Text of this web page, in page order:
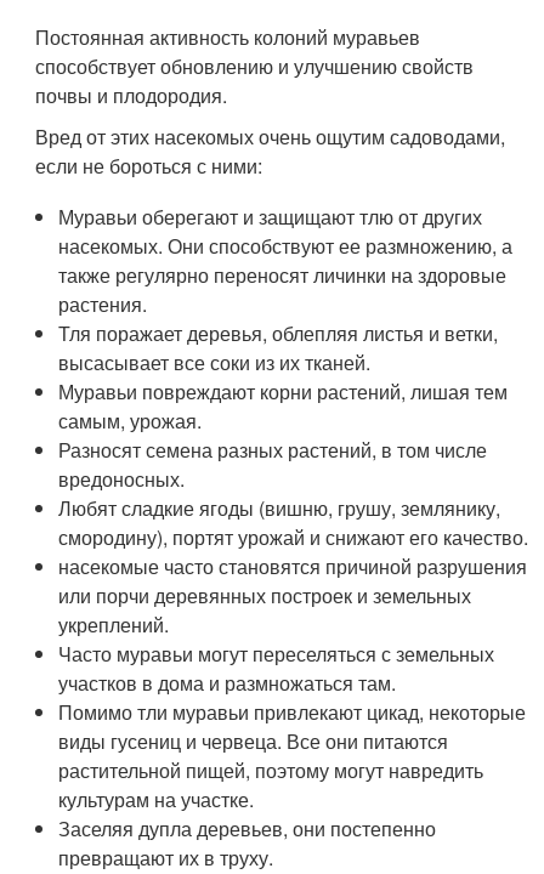
Постоянная активность колоний муравьев
способствует обновлению и улучшению свойств
почвы и плодородия.
Вред от этих насекомых очень ощутим садоводами,
если не бороться с ними:
Муравьи оберегают и защищают тлю от других
насекомых. Они способствуют ее размножению, а
также регулярно переносят личинки на здоровые
растения.
Тля поражает деревья, облепляя листья и ветки,
высасывает все соки из их тканей.
Муравьи повреждают корни растений, лишая тем
самым, урожая.
Разносят семена разных растений, в том числе
вредоносных.
Любят сладкие ягоды (вишню, грушу, землянику,
смородину), портят урожай и снижают его качество.
насекомые часто становятся причиной разрушения
или порчи деревянных построек и земельных
укреплений.
Часто муравьи могут переселяться с земельных
участков в дома и размножаться там.
Помимо тли муравьи привлекают цикад, некоторые
виды гусениц и червеца. Все они питаются
растительной пищей, поэтому могут навредить
культурам на участке.
Заселяя дупла деревьев, они постепенно
превращают их в труху.